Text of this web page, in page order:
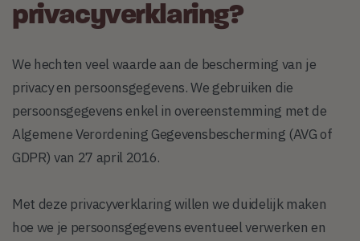
privacyverklaring?
We hechten veel waarde aan de bescherming van je
privacy en persoonsgegevens. We gebruiken die
persoonsgegevens enkel in overeenstemming met de
Algemene Verordening Gegevensbescherming (AVG of
GDPR) van 27 april 2016.
Met deze privacyverklaring willen we duidelijk maken
hoe we je persoonsgegevens eventueel verwerken en